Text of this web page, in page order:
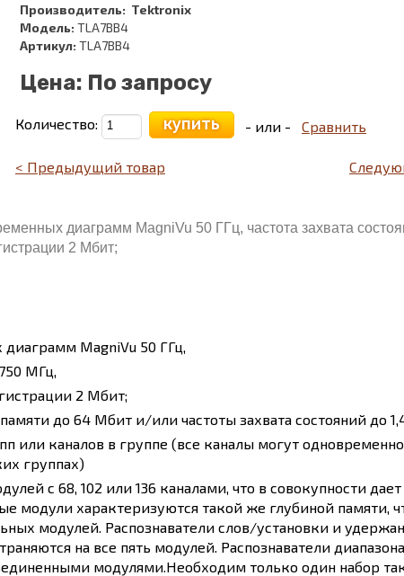
Производитель: Tektronix
Модель: TLA7BB4
Артикул: TLA7BB4
Цена: По запросу
Количество: купить - или - Сравнить
< Предыдущий товар
диаграмм MagniVu 50 ГГц, частота захвата
2 Мбит;
диаграмм MagniVu 50 ГГц,
МГц,
2 Мбит;
до 64 Мбит и/или частоты захвата состояний до
или каналов в группе (все каналы могут одновременно
группах)
с 68, 102 или 136 каналами, что в совокупности
модули характеризуются такой же глубиной памяти,
модулей. Распознаватели слов/установки и
на все пять модулей. Распознаватели диапазона
модулями.Необходим только один набор